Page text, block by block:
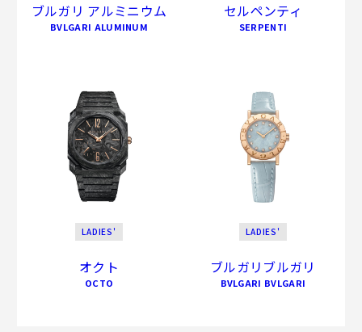
ブルガリ アルミニウム
BVLGARI ALUMINUM
セルペンティ
SERPENTI
LADIES'
オクト
OCTO
LADIES'
ブルガリブルガリ
BVLGARI BVLGARI